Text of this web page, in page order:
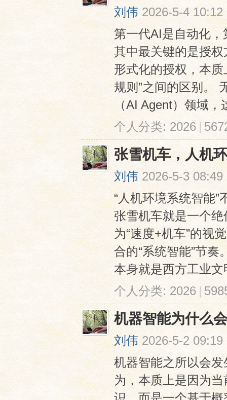
刘伟 2026-5-4 10:12
第一代AI是自动化
其中最关键的是授
形式化的授权，本质
规则”之间的区别。
（AI Agent）领域
个人分类: 2026 |
张雪机车，人机
刘伟 2026-5-3 08:49
“人机环境系统智能
张雪机车就是一个
为“速度+机车”的视
合的“系统智能”节奏
本身就是西方工业
个人分类: 2026 |
机器智能为什么
刘伟 2026-5-2 09:19
机器智能之所以会发
为，本质上是因为